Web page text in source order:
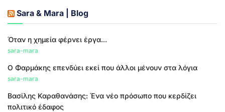
Sara & Mara | Blog
Όταν η χημεία φέρνει έργα...
sara-mara
Ο Φαρμάκης επενδύει εκεί που άλλοι μένουν στα λόγια
sara-mara
Βασίλης Καραθανάσης: Ένα νέο πρόσωπο που κερδίζει
πολιτικό έδαφος